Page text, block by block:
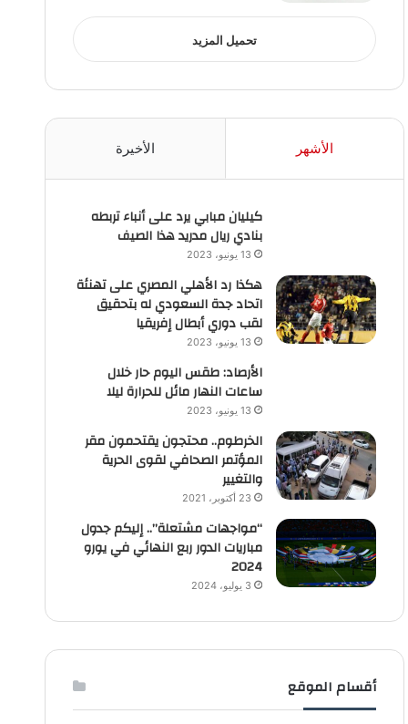
تحميل المزيد
الأشهر الأخيرة
كيليان مبابي يرد على أنباء تربطه
بنادي ريال مدريد هذا الصيف
13 يونيو، 2023
هكذا رد الأهلي المصري على تهنئة
اتحاد جدة السعودي له بتحقيق
لقب دوري أبطال إفريقيا
13 يونيو، 2023
الأرصاد: طقس اليوم حار خلال
ساعات النهار مائل للحرارة ليلا
13 يونيو، 2023
الخرطوم.. محتجون يقتحمون مقر
المؤتمر الصحافي لقوى الحرية
والتغيير
23 أكتوبر، 2021
“مواجهات مشتعلة”.. إليكم جدول
مباريات الدور ربع النهائي في يورو
2024
3 يوليو، 2024
أقسام الموقع